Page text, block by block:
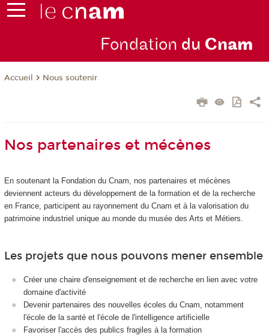
Fondation du Cnam
Accueil Nous soutenir
Nos partenaires et mécènes
En soutenant la Fondation du Cnam, nos partenaires et mécènes
deviennent acteurs du développement de la formation et de la recherche
en France, participent au rayonnement du Cnam et à la valorisation du
patrimoine industriel unique au monde du musée des Arts et Métiers.
Les projets que nous pouvons mener ensemble
Créer une chaire d'enseignement et de recherche en lien avec votre
domaine d'activité
Devenir partenaires des nouvelles écoles du Cnam, notamment
l'école de la santé et l'école de l'intelligence artificielle
Favoriser l'accès des publics fragiles à la formation